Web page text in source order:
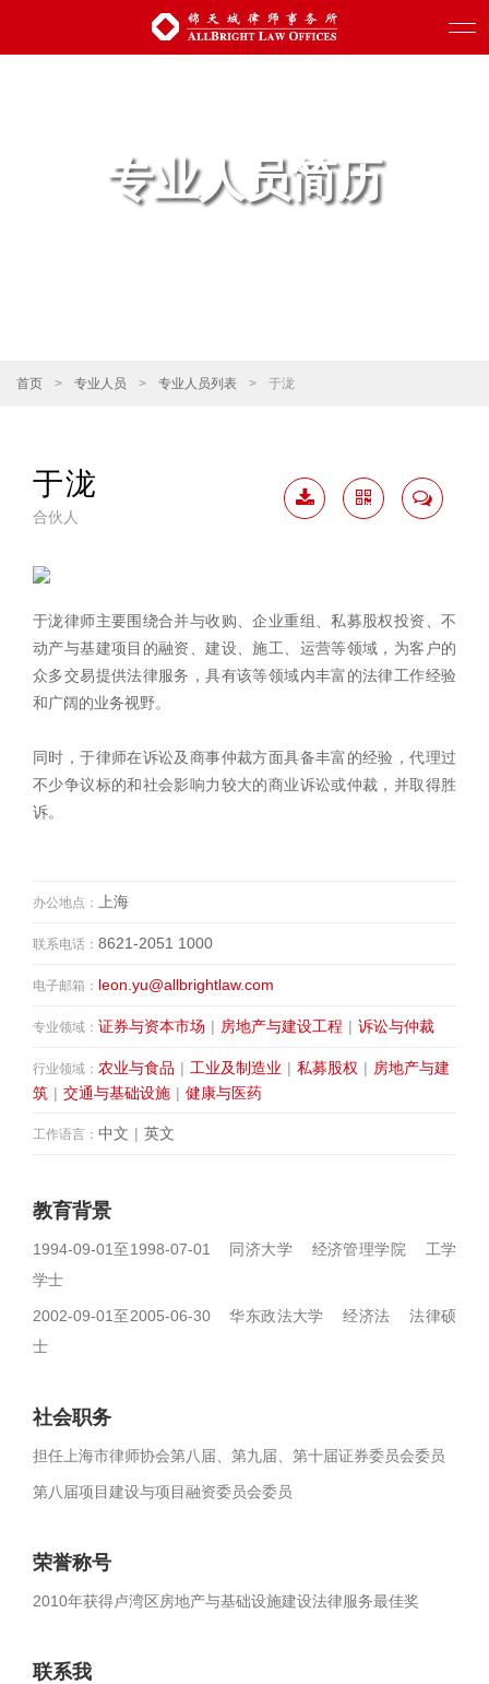
专业人员简历
首页 > 专业人员 > 专业人员列表 > 于泷
于泷
合伙人
于泷律师主要围绕合并与收购、企业重组、私募股权投资、不
动产与基建项目的融资、建设、施工、运营等领域，为客户的
众多交易提供法律服务，具有该等领域内丰富的法律工作经验
和广阔的业务视野。
同时，于律师在诉讼及商事仲裁方面具备丰富的经验，代理过
不少争议标的和社会影响力较大的商业诉讼或仲裁，并取得胜
诉。
办公地点： 上海
联系电话： 8621-2051 1000
电子邮箱： leon.yu@allbrightlaw.com
专业领域： 证券与资本市场 | 房地产与建设工程 | 诉讼与仲裁
行业领域： 农业与食品 | 工业及制造业 | 私募股权 | 房地产与建
筑 | 交通与基础设施 | 健康与医药
工作语言： 中文 | 英文
教育背景
1994-09-01至1998-07-01 同济大学 经济管理学院 工学
学士
2002-09-01至2005-06-30 华东政法大学 经济法 法律硕
士
社会职务
担任上海市律师协会第八届、第九届、第十届证券委员会委员
第八届项目建设与项目融资委员会委员
荣誉称号
2010年获得卢湾区房地产与基础设施建设法律服务最佳奖
联系我